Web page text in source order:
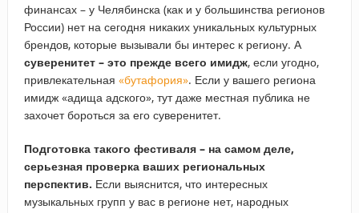
финансах – у Челябинска (как и у большинства регионов
России) нет на сегодня никаких уникальных культурных
брендов, которые вызывали бы интерес к региону. А
суверенитет – это прежде всего имидж, если угодно,
привлекательная «бутафория». Если у вашего региона
имидж «адища адского», тут даже местная публика не
захочет бороться за его суверенитет.
Подготовка такого фестиваля – на самом деле,
серьезная проверка ваших региональных
перспектив. Если выяснится, что интересных
музыкальных групп у вас в регионе нет, народных